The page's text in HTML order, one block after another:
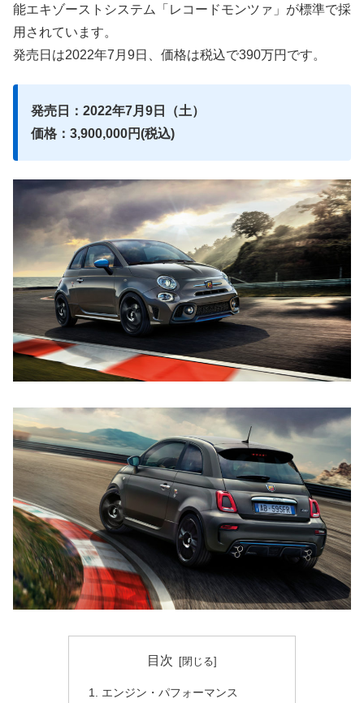
能エキゾーストシステム「レコードモンツァ」が標準で採
用されています。
発売日は2022年7月9日、価格は税込で390万円です。
発売日：2022年7月9日（土）
価格：3,900,000円(税込)
目次
エンジン・パフォーマンス